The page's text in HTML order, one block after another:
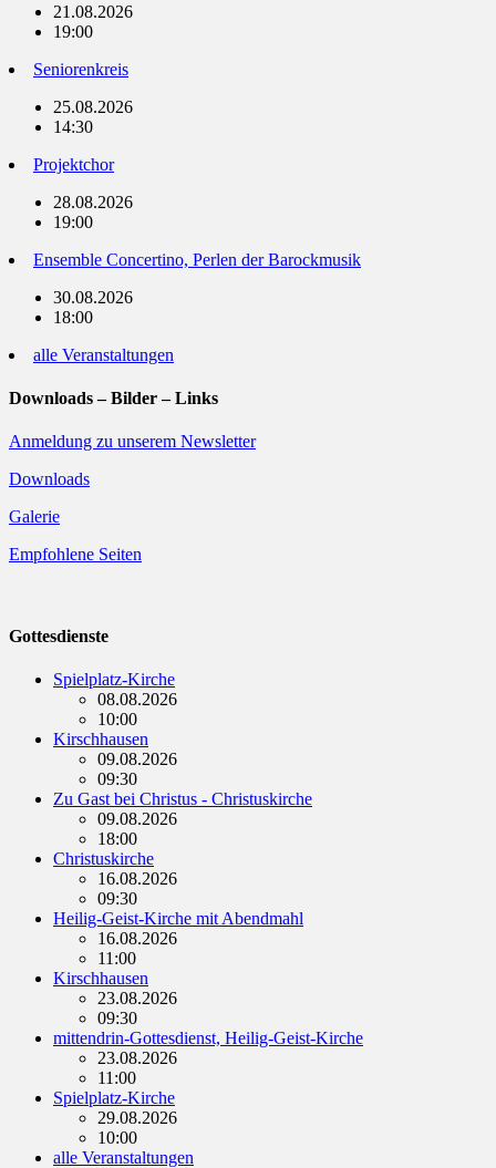
21.08.2026
19:00
Seniorenkreis
25.08.2026
14:30
Projektchor
28.08.2026
19:00
Ensemble Concertino, Perlen der Barockmusik
30.08.2026
18:00
alle Veranstaltungen
Downloads – Bilder – Links
Anmeldung zu unserem Newsletter
Downloads
Galerie
Empfohlene Seiten
Gottesdienste
Spielplatz-Kirche
08.08.2026
10:00
Kirschhausen
09.08.2026
09:30
Zu Gast bei Christus - Christuskirche
09.08.2026
18:00
Christuskirche
16.08.2026
09:30
Heilig-Geist-Kirche mit Abendmahl
16.08.2026
11:00
Kirschhausen
23.08.2026
09:30
mittendrin-Gottesdienst, Heilig-Geist-Kirche
23.08.2026
11:00
Spielplatz-Kirche
29.08.2026
10:00
alle Veranstaltungen